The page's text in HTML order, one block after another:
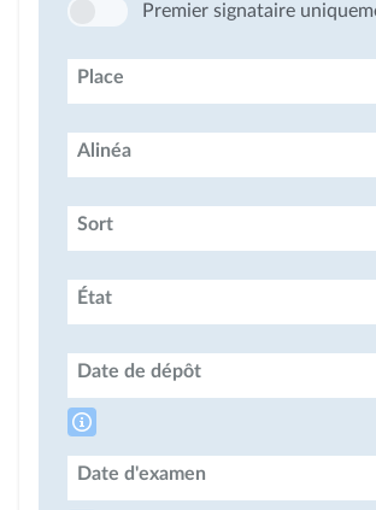
Premier signataire
Place
Alinéa
Sort
État
Date de dépôt
Date d'examen